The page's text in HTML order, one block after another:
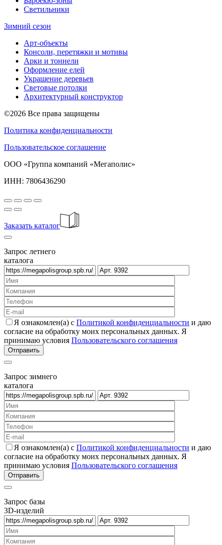
Светильники
Зимний сезон
Арт-объекты
Консоли, перетяжки и мотивы
Арки и тоннели
Оформление елей
Украшение деревьев
Световые потолки
Архитектурный конструктор
©2026 Все права защищены
Политика конфиденциальности
Пользовательское соглашение
ООО «Группа компаний «Мегаполис»
ИНН: 7806436290
Заказать каталог
Запрос летнего
каталога
Я ознакомлен(а) с Политикой конфиденциальности и даю
согласие на обработку моих персональных данных. Я
принимаю условия Пользовательского соглашения
Запрос зимнего
каталога
Я ознакомлен(а) с Политикой конфиденциальности и даю
согласие на обработку моих персональных данных. Я
принимаю условия Пользовательского соглашения
Запрос базы
3D-изделий